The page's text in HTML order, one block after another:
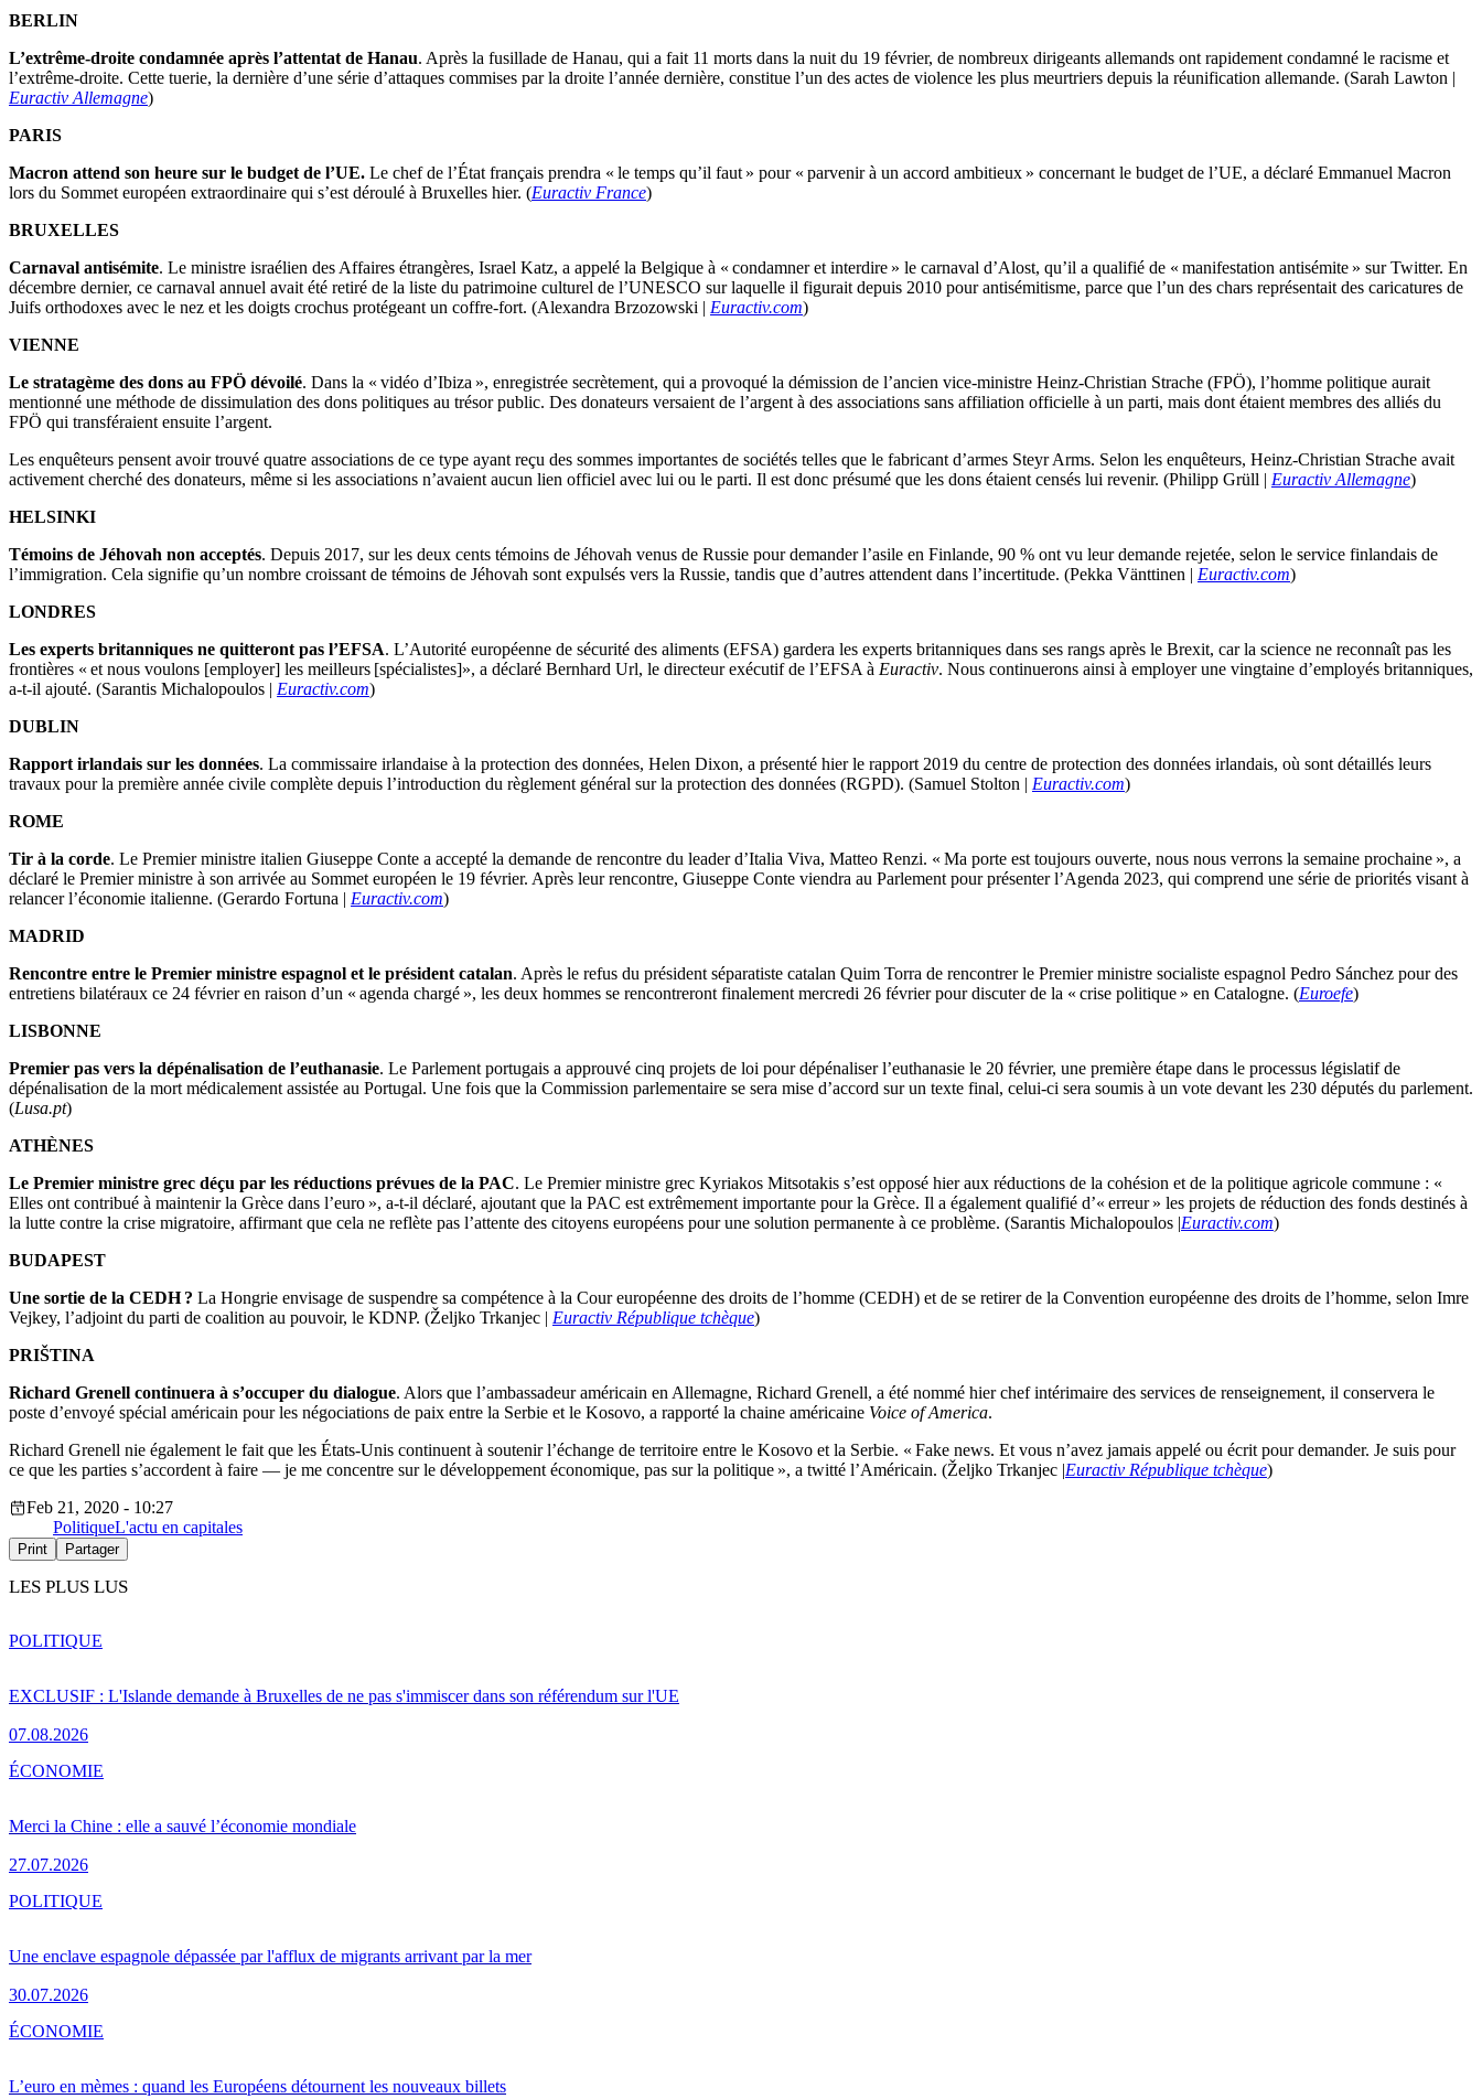
BERLIN
L’extrême-droite condamnée après l’attentat de Hanau. Après la fusillade de Hanau, qui a fait 11 morts dans la nuit du 19 février, de nombreux dirigeants allemands ont rapidement condamné le racisme et
l’extrême-droite. Cette tuerie, la dernière d’une série d’attaques commises par la droite l’année dernière, constitue l’un des actes de violence les plus meurtriers depuis la réunification allemande. (Sarah Lawton |
Euractiv Allemagne)
PARIS
Macron attend son heure sur le budget de l’UE. Le chef de l’État français prendra « le temps qu’il faut » pour « parvenir à un accord ambitieux » concernant le budget de l’UE, a déclaré Emmanuel Macron
lors du Sommet européen extraordinaire qui s’est déroulé à Bruxelles hier. (Euractiv France)
BRUXELLES
Carnaval antisémite. Le ministre israélien des Affaires étrangères, Israel Katz, a appelé la Belgique à « condamner et interdire » le carnaval d’Alost, qu’il a qualifié de « manifestation antisémite » sur Twitter. En
décembre dernier, ce carnaval annuel avait été retiré de la liste du patrimoine culturel de l’UNESCO sur laquelle il figurait depuis 2010 pour antisémitisme, parce que l’un des chars représentait des caricatures de
Juifs orthodoxes avec le nez et les doigts crochus protégeant un coffre-fort. (Alexandra Brzozowski | Euractiv.com)
VIENNE
Le stratagème des dons au FPÖ dévoilé. Dans la « vidéo d’Ibiza », enregistrée secrètement, qui a provoqué la démission de l’ancien vice-ministre Heinz-Christian Strache (FPÖ), l’homme politique aurait
mentionné une méthode de dissimulation des dons politiques au trésor public. Des donateurs versaient de l’argent à des associations sans affiliation officielle à un parti, mais dont étaient membres des alliés du
FPÖ qui transféraient ensuite l’argent.
Les enquêteurs pensent avoir trouvé quatre associations de ce type ayant reçu des sommes importantes de sociétés telles que le fabricant d’armes Steyr Arms. Selon les enquêteurs, Heinz-Christian Strache avait
activement cherché des donateurs, même si les associations n’avaient aucun lien officiel avec lui ou le parti. Il est donc présumé que les dons étaient censés lui revenir. (Philipp Grüll | Euractiv Allemagne)
HELSINKI
Témoins de Jéhovah non acceptés. Depuis 2017, sur les deux cents témoins de Jéhovah venus de Russie pour demander l’asile en Finlande, 90 % ont vu leur demande rejetée, selon le service finlandais de
l’immigration. Cela signifie qu’un nombre croissant de témoins de Jéhovah sont expulsés vers la Russie, tandis que d’autres attendent dans l’incertitude. (Pekka Vänttinen | Euractiv.com)
LONDRES
Les experts britanniques ne quitteront pas l’EFSA. L’Autorité européenne de sécurité des aliments (EFSA) gardera les experts britanniques dans ses rangs après le Brexit, car la science ne reconnaît pas les
frontières « et nous voulons [employer] les meilleurs [spécialistes]», a déclaré Bernhard Url, le directeur exécutif de l’EFSA à Euractiv. Nous continuerons ainsi à employer une vingtaine d’employés britanniques,
a-t-il ajouté. (Sarantis Michalopoulos | Euractiv.com)
DUBLIN
Rapport irlandais sur les données. La commissaire irlandaise à la protection des données, Helen Dixon, a présenté hier le rapport 2019 du centre de protection des données irlandais, où sont détaillés leurs
travaux pour la première année civile complète depuis l’introduction du règlement général sur la protection des données (RGPD). (Samuel Stolton | Euractiv.com)
ROME
Tir à la corde. Le Premier ministre italien Giuseppe Conte a accepté la demande de rencontre du leader d’Italia Viva, Matteo Renzi. « Ma porte est toujours ouverte, nous nous verrons la semaine prochaine », a
déclaré le Premier ministre à son arrivée au Sommet européen le 19 février. Après leur rencontre, Giuseppe Conte viendra au Parlement pour présenter l’Agenda 2023, qui comprend une série de priorités visant à
relancer l’économie italienne. (Gerardo Fortuna | Euractiv.com)
MADRID
Rencontre entre le Premier ministre espagnol et le président catalan. Après le refus du président séparatiste catalan Quim Torra de rencontrer le Premier ministre socialiste espagnol Pedro Sánchez pour des
entretiens bilatéraux ce 24 février en raison d’un « agenda chargé », les deux hommes se rencontreront finalement mercredi 26 février pour discuter de la « crise politique » en Catalogne. (Euroefe)
LISBONNE
Premier pas vers la dépénalisation de l’euthanasie. Le Parlement portugais a approuvé cinq projets de loi pour dépénaliser l’euthanasie le 20 février, une première étape dans le processus législatif de
dépénalisation de la mort médicalement assistée au Portugal. Une fois que la Commission parlementaire se sera mise d’accord sur un texte final, celui-ci sera soumis à un vote devant les 230 députés du parlement.
(Lusa.pt)
ATHÈNES
Le Premier ministre grec déçu par les réductions prévues de la PAC. Le Premier ministre grec Kyriakos Mitsotakis s’est opposé hier aux réductions de la cohésion et de la politique agricole commune : «
Elles ont contribué à maintenir la Grèce dans l’euro », a-t-il déclaré, ajoutant que la PAC est extrêmement importante pour la Grèce. Il a également qualifié d’« erreur » les projets de réduction des fonds destinés à
la lutte contre la crise migratoire, affirmant que cela ne reflète pas l’attente des citoyens européens pour une solution permanente à ce problème. (Sarantis Michalopoulos |Euractiv.com)
BUDAPEST
Une sortie de la CEDH ? La Hongrie envisage de suspendre sa compétence à la Cour européenne des droits de l’homme (CEDH) et de se retirer de la Convention européenne des droits de l’homme, selon Imre
Vejkey, l’adjoint du parti de coalition au pouvoir, le KDNP. (Željko Trkanjec | Euractiv République tchèque)
PRIŠTINA
Richard Grenell continuera à s’occuper du dialogue. Alors que l’ambassadeur américain en Allemagne, Richard Grenell, a été nommé hier chef intérimaire des services de renseignement, il conservera le
poste d’envoyé spécial américain pour les négociations de paix entre la Serbie et le Kosovo, a rapporté la chaine américaine Voice of America.
Richard Grenell nie également le fait que les États-Unis continuent à soutenir l’échange de territoire entre le Kosovo et la Serbie. « Fake news. Et vous n’avez jamais appelé ou écrit pour demander. Je suis pour
ce que les parties s’accordent à faire — je me concentre sur le développement économique, pas sur la politique », a twitté l’Américain. (Željko Trkanjec |Euractiv République tchèque)
Feb 21, 2020 - 10:27
PolitiqueL'actu en capitales
Print Partager
LES PLUS LUS
EXCLUSIF : L'Islande demande à Bruxelles de ne pas s'immiscer dans son référendum sur l'UE
07.08.2026
POLITIQUE
Merci la Chine : elle a sauvé l’économie mondiale
27.07.2026
ÉCONOMIE
Une enclave espagnole dépassée par l'afflux de migrants arrivant par la mer
30.07.2026
POLITIQUE
L’euro en mèmes : quand les Européens détournent les nouveaux billets
ÉCONOMIE